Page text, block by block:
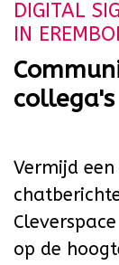
DIGITAL
IN
collega's
Vermijd
op de